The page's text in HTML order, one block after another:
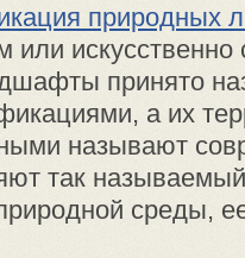
природных
или
принято
а их
называют
так называемый
среды,